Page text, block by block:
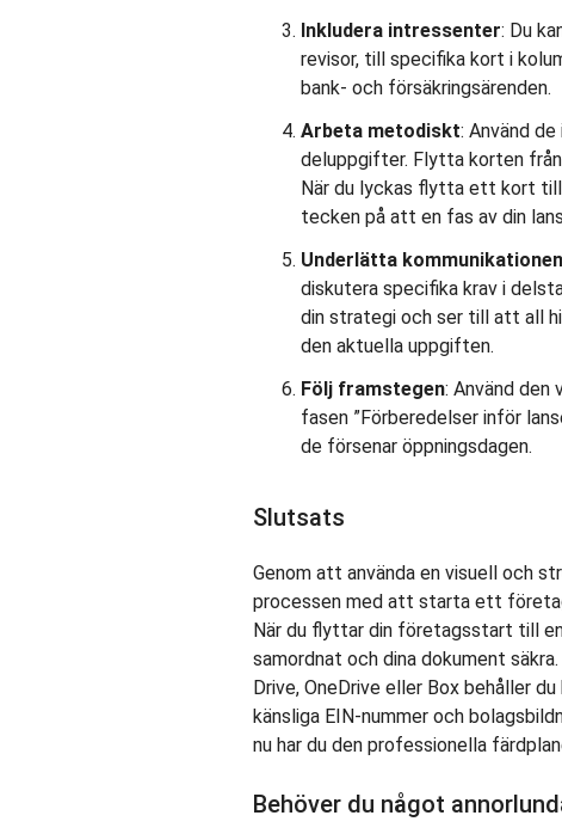
Inkludera intressenter: Du
revisor, till specifika kort i
bank- och försäkringsärenden.
Arbeta metodiskt: Använd
deluppgifter. Flytta korten
När du lyckas flytta ett kort
tecken på att en fas av din
Underlätta kommunikationen
diskutera specifika krav i
din strategi och ser till att all
den aktuella uppgiften.
Följ framstegen: Använd den
fasen ”Förberedelser inför
de försenar öppningsdagen.
Slutsats
Genom att använda en visuell och
processen med att starta ett
När du flyttar din företagsstart till
samordnat och dina dokument
Drive, OneDrive eller Box behåller
känsliga EIN-nummer och
nu har du den professionella
Behöver du något